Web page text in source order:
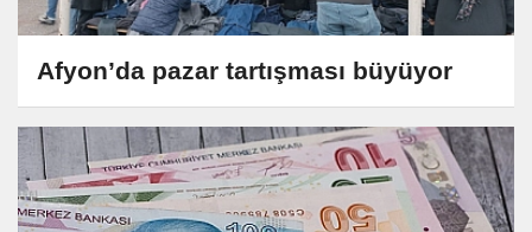
Afyon’da pazar tartışması büyüyor